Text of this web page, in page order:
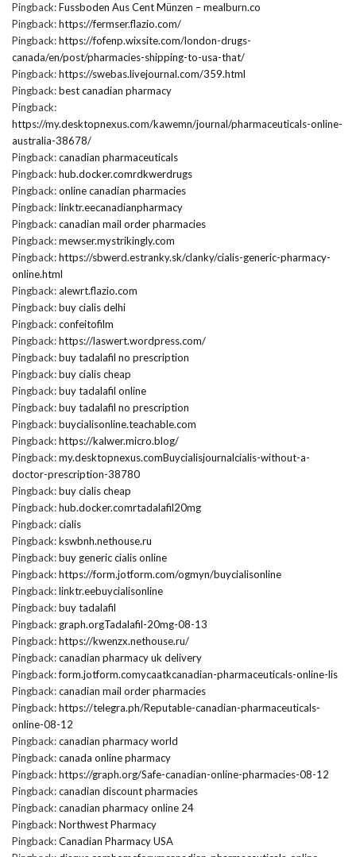
Pingback:Fussboden Aus Cent Münzen – mealburn.co
Pingback:https://fermser.flazio.com/
Pingback:https://fofenp.wixsite.com/london-drugs-
canada/en/post/pharmacies-shipping-to-usa-that/
Pingback:https://swebas.livejournal.com/359.html
Pingback:best canadian pharmacy
Pingback:
https://my.desktopnexus.com/kawemn/journal/pharmaceuticals-online-
australia-38678/
Pingback:canadian pharmaceuticals
Pingback:hub.docker.comrdkwerdrugs
Pingback:online canadian pharmacies
Pingback:linktr.eecanadianpharmacy
Pingback:canadian mail order pharmacies
Pingback:mewser.mystrikingly.com
Pingback:https://sbwerd.estranky.sk/clanky/cialis-generic-pharmacy-
online.html
Pingback:alewrt.flazio.com
Pingback:buy cialis delhi
Pingback:confeitofilm
Pingback:https://laswert.wordpress.com/
Pingback:buy tadalafil no prescription
Pingback:buy cialis cheap
Pingback:buy tadalafil online
Pingback:buy tadalafil no prescription
Pingback:buycialisonline.teachable.com
Pingback:https://kalwer.micro.blog/
Pingback:my.desktopnexus.comBuycialisjournalcialis-without-a-
doctor-prescription-38780
Pingback:buy cialis cheap
Pingback:hub.docker.comrtadalafil20mg
Pingback:cialis
Pingback:kswbnh.nethouse.ru
Pingback:buy generic cialis online
Pingback:https://form.jotform.com/ogmyn/buycialisonline
Pingback:linktr.eebuycialisonline
Pingback:buy tadalafil
Pingback: graph.orgTadalafil-20mg-08-13
Pingback:https://kwenzx.nethouse.ru/
Pingback:canadian pharmacy uk delivery
Pingback:form.jotform.comycaatkcanadian-pharmaceuticals-online-lis
Pingback:canadian mail order pharmacies
Pingback:https://telegra.ph/Reputable-canadian-pharmaceuticals-
online-08-12
Pingback:canadian pharmacy world
Pingback:canada online pharmacy
Pingback:https://graph.org/Safe-canadian-online-pharmacies-08-12
Pingback:canadian discount pharmacies
Pingback:canadian pharmacy online 24
Pingback:Northwest Pharmacy
Pingback:Canadian Pharmacy USA